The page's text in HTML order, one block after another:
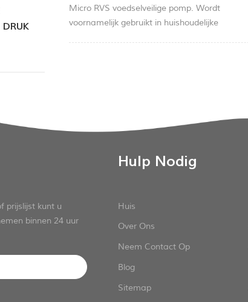
Micro RVS voedselveilige pomp. Wordt
voornamelijk gebruikt in huishoudelijke
prijslijst kunt u
binnen 24 uur
Hulp Nodig
Huis
Over Ons
Neem Contact Op
Blog
Sitemap